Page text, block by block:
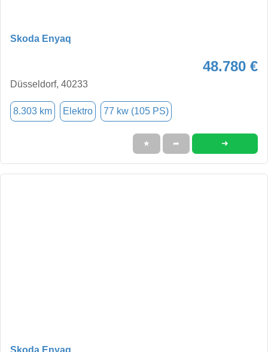
Skoda Enyaq
48.780 €
Düsseldorf, 40233
8.303 km Elektro 77 kw (105 PS)
★ ➦ ➜
Skoda Enyaq